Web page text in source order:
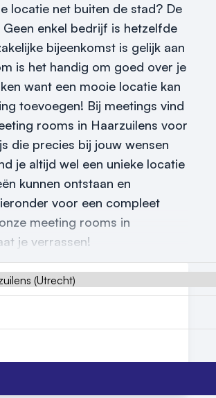
aan
locatie net buiten de stad? De
Geen enkel bedrijf is hetzelfde
bijeenkomst is gelijk aan
is het handig om goed over je
want een mooie locatie kan
toevoegen! Bij meetings vind
rooms in Haarzuilens voor
die precies bij jouw wensen
je altijd wel een unieke locatie
kunnen ontstaan en
voor een compleet
meeting rooms in
je verrassen!